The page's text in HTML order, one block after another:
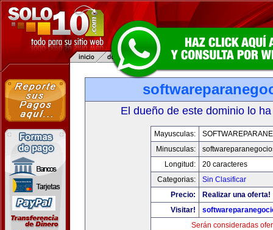
El dueño de este dominio lo
Mayusculas:
Minusculas:
Longitud:
20 caracteres
Categorias:
Sin Clasificar
Precio:
Realizar una oferta!
Visitar!
Serán consideradas